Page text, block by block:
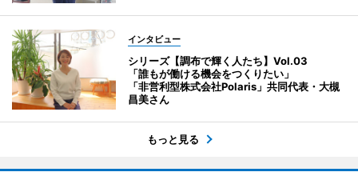
インタビュー
シリーズ【調布で輝く人たち】Vol.03
「誰もが働ける機会をつくりたい」
「非営利型株式会社Polaris」共同代表・大槻
昌美さん
もっと見る